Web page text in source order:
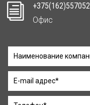
i
+375(162)557052
Офис